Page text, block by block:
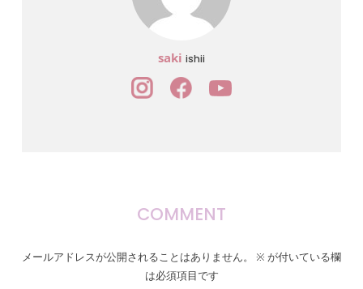
saki ishii
COMMENT
メールアドレスが公開されることはありません。 ※ が付いている欄
は必須項目です